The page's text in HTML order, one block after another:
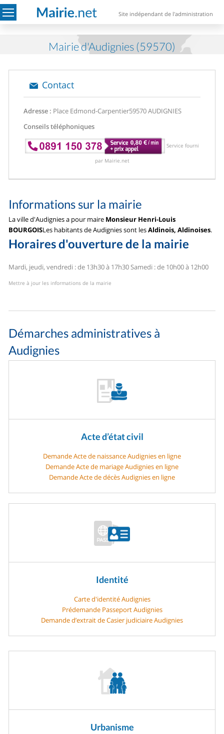
Site indépendant de l'administration
Mairie d'Audignies (59570)
Contact
Adresse : Place Edmond-Carpentier59570 AUDIGNIES
Conseils téléphoniques
Service fourni
par Mairie.net
Informations sur la mairie
La ville d'Audignies a pour maire Monsieur Henri-Louis
BOURGOISLes habitants de Audignies sont lesAldinois, Aldinoises.
Horaires d'ouverture de la mairie
Mardi, jeudi, vendredi : de 13h30 à 17h30Samedi : de 10h00 à 12h00
Mettre à jour les informations de la mairie
Démarches administratives à
Audignies
Acte d’état civil
Demande Acte de naissance Audignies en ligne
Demande Acte de mariage Audignies en ligne
Demande Acte de décès Audignies en ligne
Identité
Carte d'identité Audignies
Prédemande Passeport Audignies
Demande d’extrait de Casier judiciaire Audignies
Urbanisme